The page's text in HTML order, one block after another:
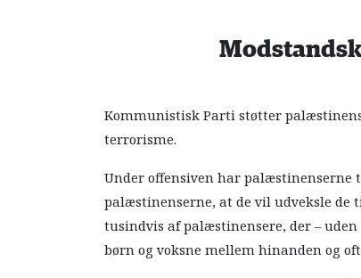
Kommunistisk Parti støtter
terrorisme.
Under offensiven har
palæstinenserne, at de vil udveksle
tusindvis af palæstinensere, der –
børn og voksne mellem hinanden og